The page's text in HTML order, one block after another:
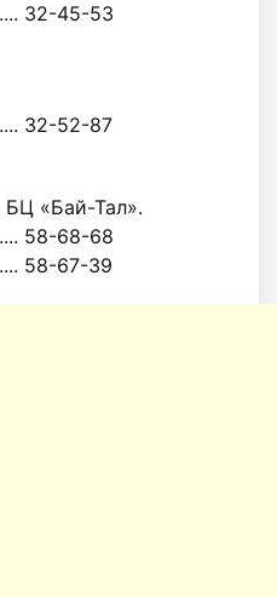
32-45-53
32-52-87
«Бай-Тал».
58-68-68
58-67-39